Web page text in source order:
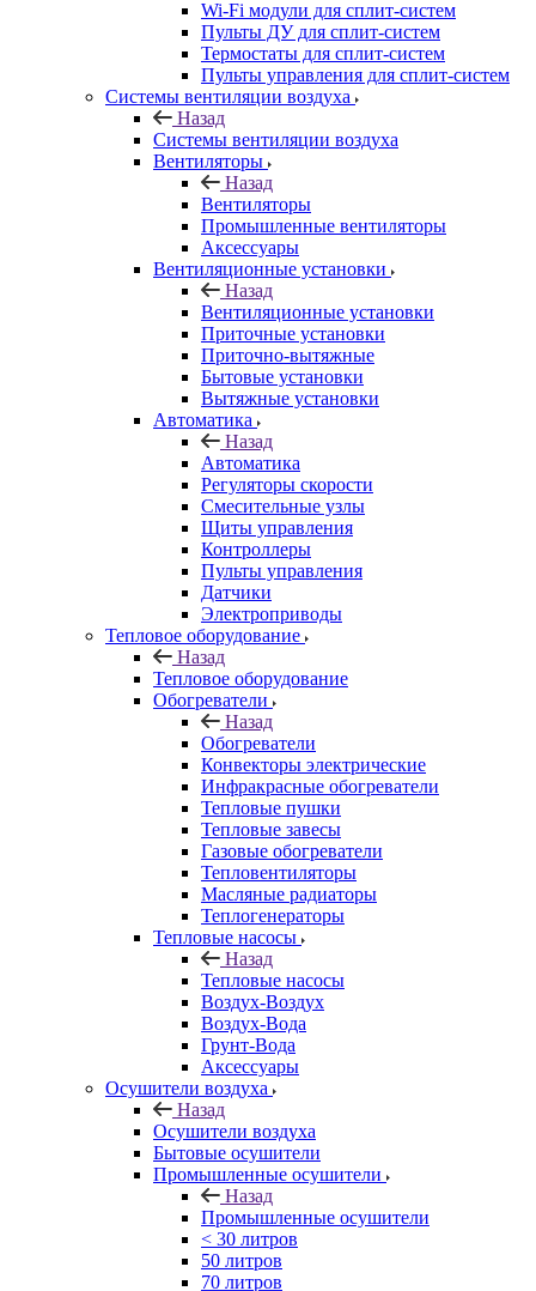
Wi-Fi модули для сплит-систем
Пульты ДУ для сплит-систем
Термостаты для сплит-систем
Пульты управления для сплит-систем
Системы вентиляции воздуха
Назад
Системы вентиляции воздуха
Вентиляторы
Назад
Вентиляторы
Промышленные вентиляторы
Аксессуары
Вентиляционные установки
Назад
Вентиляционные установки
Приточные установки
Приточно-вытяжные
Бытовые установки
Вытяжные установки
Автоматика
Назад
Автоматика
Регуляторы скорости
Смесительные узлы
Щиты управления
Контроллеры
Пульты управления
Датчики
Электроприводы
Тепловое оборудование
Назад
Тепловое оборудование
Обогреватели
Назад
Обогреватели
Конвекторы электрические
Инфракрасные обогреватели
Тепловые пушки
Тепловые завесы
Газовые обогреватели
Тепловентиляторы
Масляные радиаторы
Теплогенераторы
Тепловые насосы
Назад
Тепловые насосы
Воздух-Воздух
Воздух-Вода
Грунт-Вода
Аксессуары
Осушители воздуха
Назад
Осушители воздуха
Бытовые осушители
Промышленные осушители
Назад
Промышленные осушители
< 30 литров
50 литров
70 литров